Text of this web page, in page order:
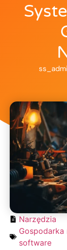
Narzędzia
software